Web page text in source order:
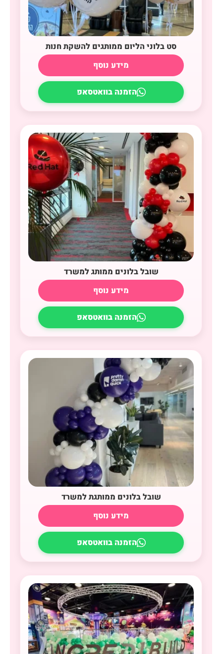
סט בלוני הליום ממותגים להשקת חנות
מידע נוסף
הזמנה בוואטסאפ
שובל בלונים ממותג למשרד
מידע נוסף
הזמנה בוואטסאפ
שובל בלונים ממותגת למשרד
מידע נוסף
הזמנה בוואטסאפ